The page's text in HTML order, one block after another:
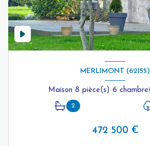
MERLIMONT (62155)
2
472 500 €